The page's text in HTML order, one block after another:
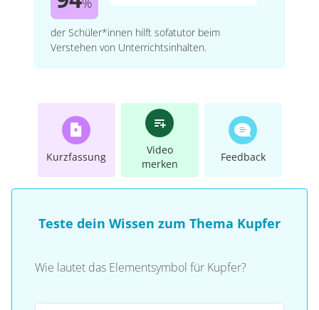
der Schüler*innen hilft sofatutor beim
Verstehen von Unterrichtsinhalten.
Kurzfassung
Video
merken
Feedback
Teste dein Wissen zum Thema Kupfer
Wie lautet das Elementsymbol für Kupfer?